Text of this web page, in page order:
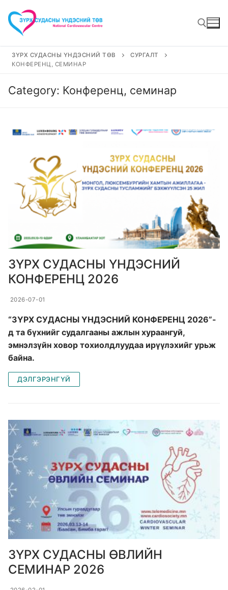
content
ЗҮРХ СУДАСНЫ ҮНДЭСНИЙ ТӨВ
СУРГАЛТ
КОНФЕРЕНЦ, СЕМИНАР
Category: Конференц, семинар
ЗҮРХ СУДАСНЫ ҮНДЭСНИЙ
КОНФЕРЕНЦ 2026
2026-07-01
“ЗҮРХ СУДАСНЫ ҮНДЭСНИЙ КОНФЕРЕНЦ 2026”-
д та бүхнийг судалгааны ажлын хураангуй,
эмнэлзүйн ховор тохиолдлуудаа ирүүлэхийг урьж
байна.
ДЭЛГЭРЭНГҮЙ
ЗҮРХ СУДАСНЫ ӨВЛИЙН
СЕМИНАР 2026